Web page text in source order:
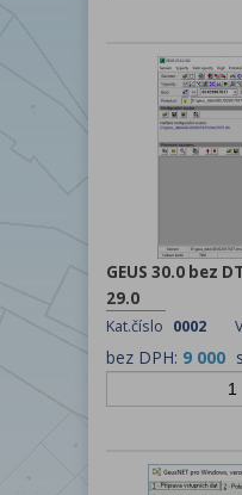
GEUS 30.0 bez
29.0
Kat.číslo 0002
bez DPH: 9 000